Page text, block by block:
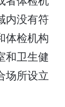
内没有符
体检机构
和卫生健
场所设立